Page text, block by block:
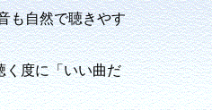
も自然で聴きやす
度に「いい曲だ